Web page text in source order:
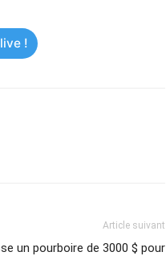
!
Article suivant
un pourboire de 3000 $ pour